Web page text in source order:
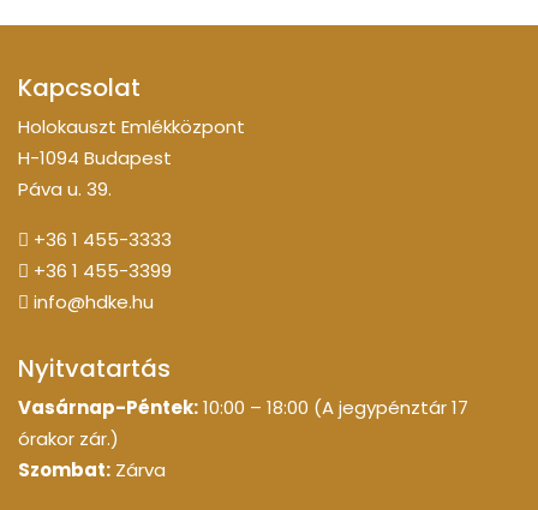
Kapcsolat
Holokauszt Emlékközpont
H-1094 Budapest
Páva u. 39.
+36 1 455-3333
+36 1 455-3399
info@hdke.hu
Nyitvatartás
Vasárnap-Péntek:10:00 – 18:00 (A jegypénztár 17
órakor zár.)
Szombat: Zárva